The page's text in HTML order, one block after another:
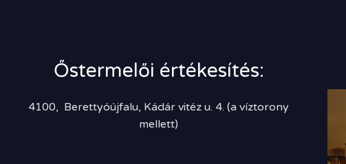
Őstermelői értékesítés:
4100, Berettyóújfalu, Kádár vitéz u. 4. (a víztorony
mellett)